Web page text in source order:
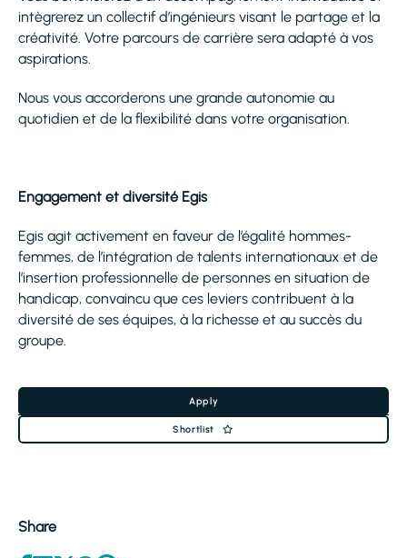
intègrerez un collectif d’ingénieurs visant le partage et la
créativité. Votre parcours de carrière sera adapté à vos
aspirations.
Nous vous accorderons une grande autonomie au
quotidien et de la flexibilité dans votre organisation.
Engagement et diversité Egis
Egis agit activement en faveur de l’égalité hommes-
femmes, de l’intégration de talents internationaux et de
l’insertion professionnelle de personnes en situation de
handicap, convaincu que ces leviers contribuent à la
diversité de ses équipes, à la richesse et au succès du
groupe.
Apply
Shortlist
Share